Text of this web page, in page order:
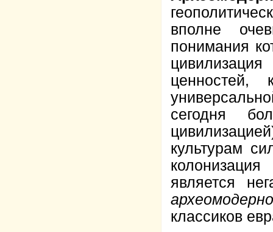
вполне
понимания
ценностей,
сегодня
культурам
является
классиков